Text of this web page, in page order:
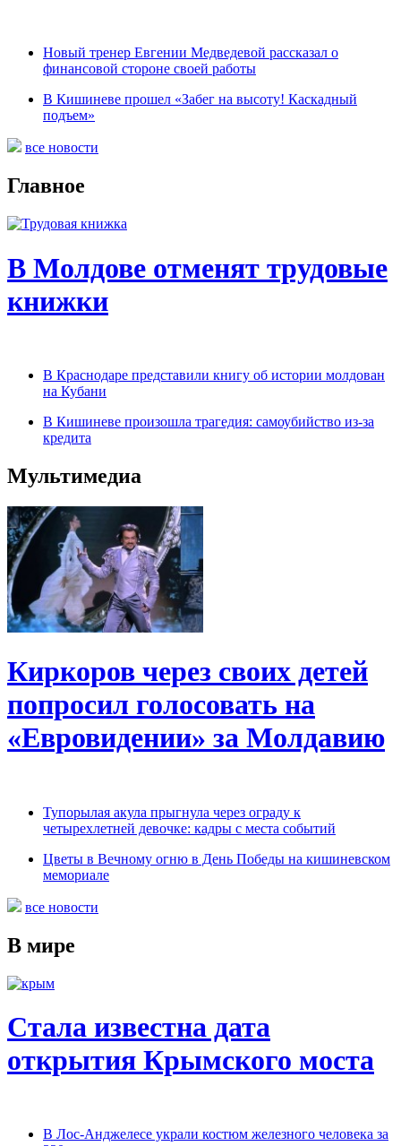
Новый тренер Евгении Медведевой рассказал о
финансовой стороне своей работы
В Кишиневе прошел «Забег на высоту! Каскадный
подъем»
все новости
Главное
В Молдове отменят трудовые
книжки
В Краснодаре представили книгу об истории молдован
на Кубани
В Кишиневе произошла трагедия: самоубийство из-за
кредита
Мультимедиа
Киркоров через своих детей
попросил голосовать на
«Евровидении» за Молдавию
Тупорылая акула прыгнула через ограду к
четырехлетней девочке: кадры с места событий
Цветы в Вечному огню в День Победы на кишиневском
мемориале
все новости
В мире
Стала известна дата
открытия Крымского моста
В Лос-Анджелесе украли костюм железного человека за